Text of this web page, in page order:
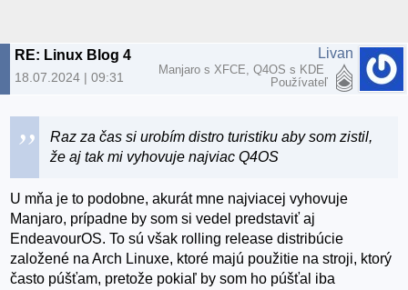
RE: Linux Blog 4
18.07.2024 | 09:31
Livan
Manjaro s XFCE, Q4OS s KDE
Používateľ
Raz za čas si urobím distro turistiku aby som zistil,
že aj tak mi vyhovuje najviac Q4OS
U mňa je to podobne, akurát mne najviacej vyhovuje
Manjaro, prípadne by som si vedel predstaviť aj
EndeavourOS. To sú však rolling release distribúcie
založené na Arch Linuxe, ktoré majú použitie na stroji, ktorý
často púšťam, pretože pokiaľ by som ho púšťal iba